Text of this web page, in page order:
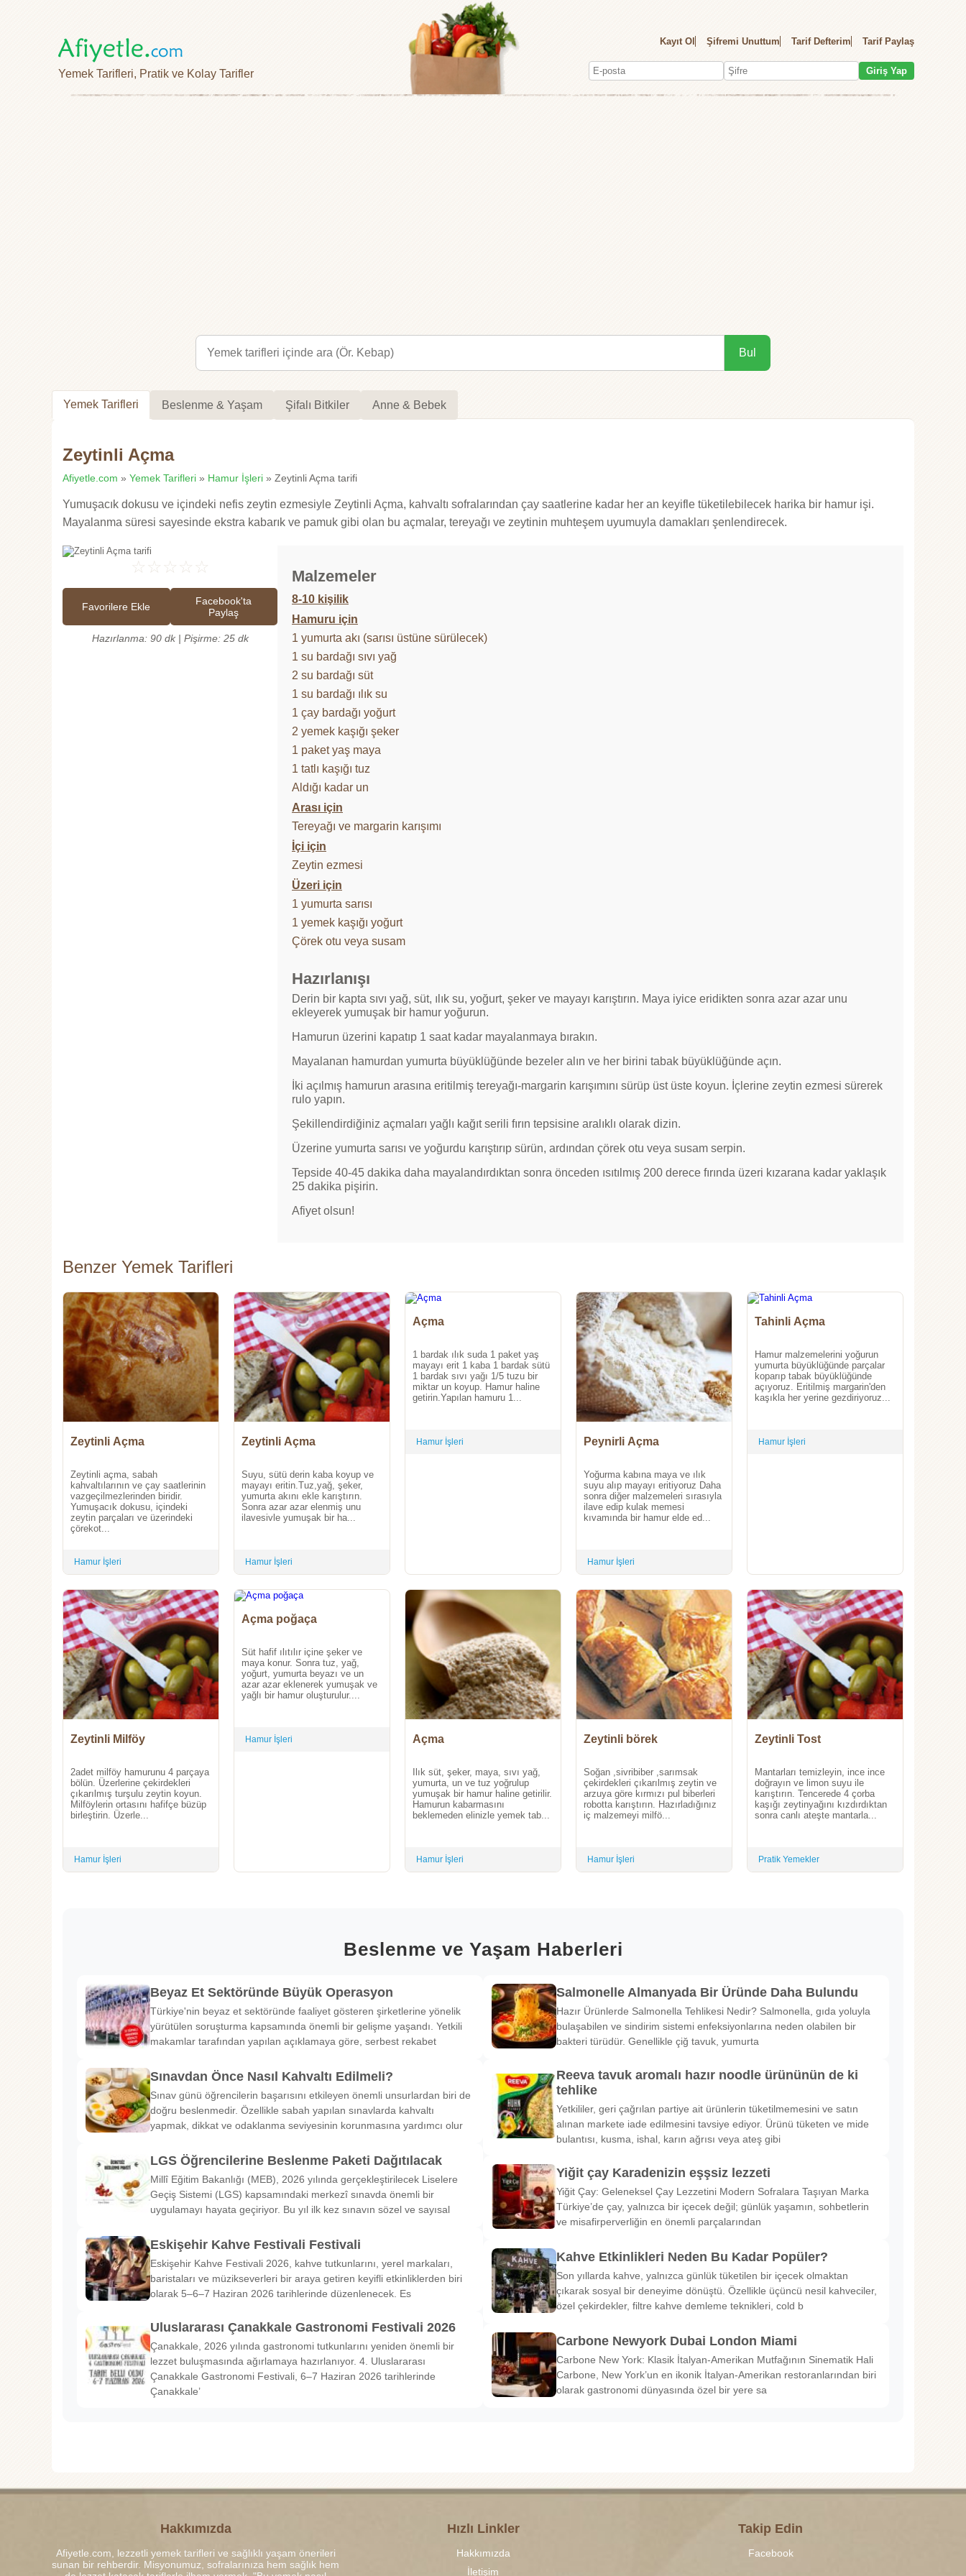
Yemek Tarifleri, Pratik ve Kolay Tarifler
Kayıt Ol Şifremi Unuttum Tarif Defterim Tarif Paylaş
Giriş Yap
Bul
Yemek Tarifleri Beslenme & Yaşam Şifalı Bitkiler Anne & Bebek
Zeytinli Açma
Afiyetle.com » Yemek Tarifleri » Hamur İşleri » Zeytinli Açma tarifi
Yumuşacık dokusu ve içindeki nefis zeytin ezmesiyle Zeytinli Açma, kahvaltı sofralarından çay saatlerine kadar her an keyifle tüketilebilecek harika bir hamur işi.
Mayalanma süresi sayesinde ekstra kabarık ve pamuk gibi olan bu açmalar, tereyağı ve zeytinin muhteşem uyumuyla damakları şenlendirecek.
☆ ☆ ☆ ☆ ☆
Favorilere Ekle
Facebook'ta
Paylaş
Hazırlanma: 90 dk | Pişirme: 25 dk
Malzemeler
8-10 kişilik
Hamuru için
1 yumurta akı (sarısı üstüne sürülecek)
1 su bardağı sıvı yağ
2 su bardağı süt
1 su bardağı ılık su
1 çay bardağı yoğurt
2 yemek kaşığı şeker
1 paket yaş maya
1 tatlı kaşığı tuz
Aldığı kadar un
Arası için
Tereyağı ve margarin karışımı
İçi için
Zeytin ezmesi
Üzeri için
1 yumurta sarısı
1 yemek kaşığı yoğurt
Çörek otu veya susam
Hazırlanışı
Derin bir kapta sıvı yağ, süt, ılık su, yoğurt, şeker ve mayayı karıştırın. Maya iyice eridikten sonra azar azar unu
ekleyerek yumuşak bir hamur yoğurun.
Hamurun üzerini kapatıp 1 saat kadar mayalanmaya bırakın.
Mayalanan hamurdan yumurta büyüklüğünde bezeler alın ve her birini tabak büyüklüğünde açın.
İki açılmış hamurun arasına eritilmiş tereyağı-margarin karışımını sürüp üst üste koyun. İçlerine zeytin ezmesi sürerek
rulo yapın.
Şekillendirdiğiniz açmaları yağlı kağıt serili fırın tepsisine aralıklı olarak dizin.
Üzerine yumurta sarısı ve yoğurdu karıştırıp sürün, ardından çörek otu veya susam serpin.
Tepside 40-45 dakika daha mayalandırdıktan sonra önceden ısıtılmış 200 derece fırında üzeri kızarana kadar yaklaşık
25 dakika pişirin.
Afiyet olsun!
Benzer Yemek Tarifleri
Zeytinli Açma
Zeytinli açma, sabah
kahvaltılarının ve çay saatlerinin
vazgeçilmezlerinden biridir.
Yumuşacık dokusu, içindeki
zeytin parçaları ve üzerindeki
çörekot...
Hamur İşleri
Zeytinli Açma
Suyu, sütü derin kaba koyup ve
mayayı eritin.Tuz,yağ, şeker,
yumurta akını ekle karıştırın.
Sonra azar azar elenmiş unu
ilavesivle yumuşak bir ha...
Hamur İşleri
Açma
1 bardak ılık suda 1 paket yaş
mayayı erit 1 kaba 1 bardak sütü
1 bardak sıvı yağı 1/5 tuzu bir
miktar un koyup. Hamur haline
getirin.Yapılan hamuru 1...
Hamur İşleri Peynirli Açma
Yoğurma kabına maya ve ılık
suyu alıp mayayı eritiyoruz Daha
sonra diğer malzemeleri sırasıyla
ilave edip kulak memesi
kıvamında bir hamur elde ed...
Hamur İşleri
Tahinli Açma
Hamur malzemelerini yoğurun
yumurta büyüklüğünde parçalar
koparıp tabak büyüklüğünde
açıyoruz. Eritilmiş margarin'den
kaşıkla her yerine gezdiriyoruz...
Hamur İşleri
Zeytinli Milföy
2adet milföy hamurunu 4 parçaya
bölün. Üzerlerine çekirdekleri
çıkarılmış turşulu zeytin koyun.
Milföylerin ortasını hafifçe büzüp
birleştirin. Üzerle...
Hamur İşleri
Açma poğaça
Süt hafif ılıtılır içine şeker ve
maya konur. Sonra tuz, yağ,
yoğurt, yumurta beyazı ve un
azar azar eklenerek yumuşak ve
yağlı bir hamur oluşturulur....
Hamur İşleri Açma
Ilık süt, şeker, maya, sıvı yağ,
yumurta, un ve tuz yoğrulup
yumuşak bir hamur haline getirilir.
Hamurun kabarmasını
beklemeden elinizle yemek tab...
Hamur İşleri
Zeytinli börek
Soğan ,sivribiber ,sarımsak
çekirdekleri çıkarılmış zeytin ve
arzuya göre kırmızı pul biberleri
robotta karıştırın. Hazırladığınız
iç malzemeyi milfö...
Hamur İşleri
Zeytinli Tost
Mantarları temizleyin, ince ince
doğrayın ve limon suyu ile
karıştırın. Tencerede 4 çorba
kaşığı zeytinyağını kızdırdıktan
sonra canlı ateşte mantarla...
Pratik Yemekler
Beslenme ve Yaşam Haberleri
Beyaz Et Sektöründe Büyük Operasyon
Türkiye'nin beyaz et sektöründe faaliyet gösteren şirketlerine yönelik
yürütülen soruşturma kapsamında önemli bir gelişme yaşandı. Yetkili
makamlar tarafından yapılan açıklamaya göre, serbest rekabet
Sınavdan Önce Nasıl Kahvaltı Edilmeli?
Sınav günü öğrencilerin başarısını etkileyen önemli unsurlardan biri de
doğru beslenmedir. Özellikle sabah yapılan sınavlarda kahvaltı
yapmak, dikkat ve odaklanma seviyesinin korunmasına yardımcı olur
LGS Öğrencilerine Beslenme Paketi Dağıtılacak
Millî Eğitim Bakanlığı (MEB), 2026 yılında gerçekleştirilecek Liselere
Geçiş Sistemi (LGS) kapsamındaki merkezî sınavda önemli bir
uygulamayı hayata geçiriyor. Bu yıl ilk kez sınavın sözel ve sayısal
Eskişehir Kahve Festivali Festivali
Eskişehir Kahve Festivali 2026, kahve tutkunlarını, yerel markaları,
baristaları ve müzikseverleri bir araya getiren keyifli etkinliklerden biri
olarak 5–6–7 Haziran 2026 tarihlerinde düzenlenecek. Es
Uluslararası Çanakkale Gastronomi Festivali 2026
Çanakkale, 2026 yılında gastronomi tutkunlarını yeniden önemli bir
lezzet buluşmasında ağırlamaya hazırlanıyor. 4. Uluslararası
Çanakkale Gastronomi Festivali, 6–7 Haziran 2026 tarihlerinde
Çanakkale’
Salmonelle Almanyada Bir Üründe Daha Bulundu
Hazır Ürünlerde Salmonella Tehlikesi Nedir? Salmonella, gıda yoluyla
bulaşabilen ve sindirim sistemi enfeksiyonlarına neden olabilen bir
bakteri türüdür. Genellikle çiğ tavuk, yumurta
Reeva tavuk aromalı hazır noodle ürününün de ki
tehlike
Yetkililer, geri çağrılan partiye ait ürünlerin tüketilmemesini ve satın
alınan markete iade edilmesini tavsiye ediyor. Ürünü tüketen ve mide
bulantısı, kusma, ishal, karın ağrısı veya ateş gibi
Yiğit çay Karadenizin eşşsiz lezzeti
Yiğit Çay: Geleneksel Çay Lezzetini Modern Sofralara Taşıyan Marka
Türkiye’de çay, yalnızca bir içecek değil; günlük yaşamın, sohbetlerin
ve misafirperverliğin en önemli parçalarından
Kahve Etkinlikleri Neden Bu Kadar Popüler?
Son yıllarda kahve, yalnızca günlük tüketilen bir içecek olmaktan
çıkarak sosyal bir deneyime dönüştü. Özellikle üçüncü nesil kahveciler,
özel çekirdekler, filtre kahve demleme teknikleri, cold b
Carbone Newyork Dubai London Miami
Carbone New York: Klasik İtalyan-Amerikan Mutfağının Sinematik Hali
Carbone, New York’un en ikonik İtalyan-Amerikan restoranlarından biri
olarak gastronomi dünyasında özel bir yere sa
Hakkımızda
Afiyetle.com, lezzetli yemek tarifleri ve sağlıklı yaşam önerileri
sunan bir rehberdir. Misyonumuz, sofralarınıza hem sağlık hem
Hızlı Linkler
Hakkımızda
İletişim
Takip Edin
Facebook